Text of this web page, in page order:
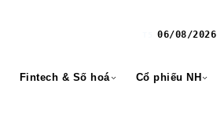
06/08/2026
Fintech & Số hoá Cổ phiếu NH